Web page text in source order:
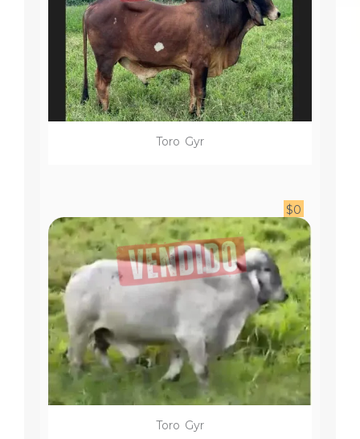
Toro Gyr
$0
Toro Gyr